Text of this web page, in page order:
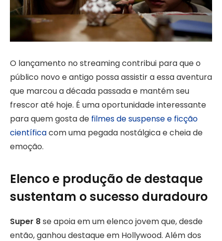
O lançamento no streaming contribui para que o
público novo e antigo possa assistir a essa aventura
que marcou a década passada e mantém seu
frescor até hoje. É uma oportunidade interessante
para quem gosta de filmes de suspense e ficção
científicacom uma pegada nostálgica e cheia de
emoção.
Elenco e produção de destaque
sustentam o sucesso duradouro
Super 8se apoia em um elenco jovem que, desde
então, ganhou destaque em Hollywood. Além dos